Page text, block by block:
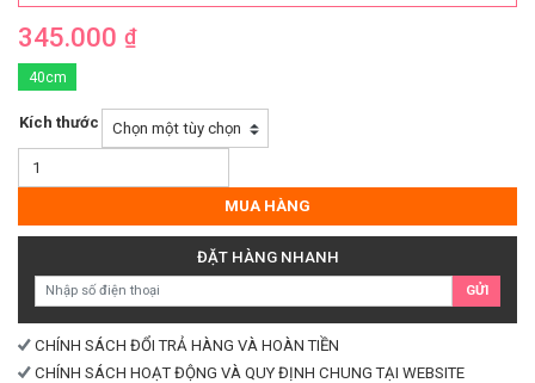
345.000 ₫
40cm
Kích thước
Hoa
lượng
MUA HÀNG
ĐẶT HÀNG NHANH
GỬI
CHÍNH SÁCH ĐỔI TRẢ HÀNG VÀ HOÀN TIỀN
CHÍNH SÁCH HOẠT ĐỘNG VÀ QUY ĐỊNH CHUNG TẠI WEBSITE